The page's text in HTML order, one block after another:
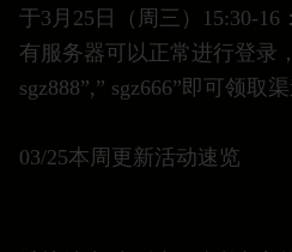
于3月25日（周三）15:30-16
有服务器可以正常进行登录
sgz888”,” sgz666”即可领取
03/25本周更新活动速览